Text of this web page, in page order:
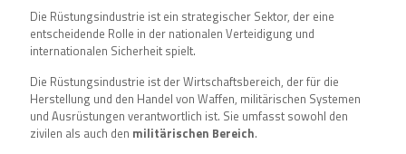
Die Rüstungsindustrie ist ein strategischer Sektor, der eine
entscheidende Rolle in der nationalen Verteidigung und
internationalen Sicherheit spielt.
Die Rüstungsindustrie ist der Wirtschaftsbereich, der für die
Herstellung und den Handel von Waffen, militärischen Systemen
und Ausrüstungen verantwortlich ist. Sie umfasst sowohl den
zivilen als auch den militärischen Bereich.